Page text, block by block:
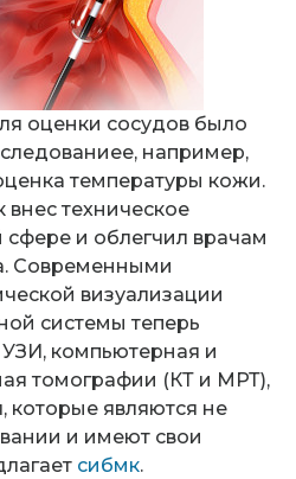
оценки сосудов было
например,
температуры кожи.
техническое
сфере и облегчил врачам
Современными
визуализации
системы теперь
УЗИ, компьютерная и
томографии (КТ и МРТ),
которые являются не
и имеют свои
сибмк.